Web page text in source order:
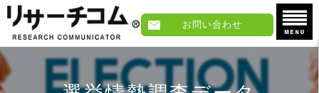
お問い合わせ